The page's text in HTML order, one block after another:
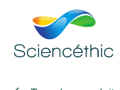
Se rendre au contenu